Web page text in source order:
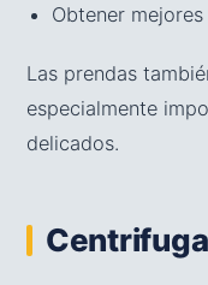
Obtener
Las prendas
especialmente
delicados.